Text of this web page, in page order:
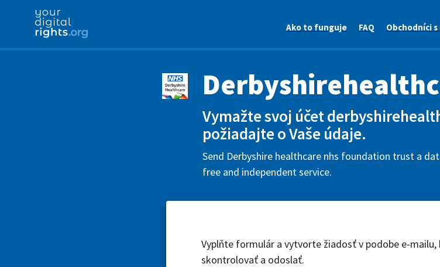
Ako to funguje FAQ Obchodníci
Vymažte svoj účet
požiadajte o Vaše údaje.
Send Derbyshire healthcare nhs foundation trust a
free and independent service.
Vyplňte formulár a vytvorte žiadosť v podobe e-
skontrolovať a odoslať.